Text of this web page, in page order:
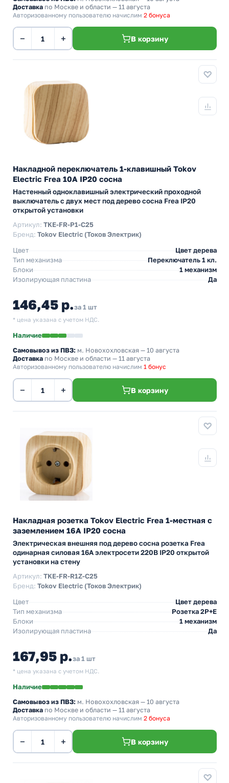
Доставка по Москве и области — 11 августа
Авторизованному пользователю начислим 2 бонуса
− + В корзину
Накладной переключатель 1-клавишный Tokov
Electric Frea 10А IP20 сосна
Настенный одноклавишный электрический проходной
выключатель с двух мест под дерево сосна Frea IP20
открытой установки
Артикул: TKE-FR-P1-C25
Бренд: Tokov Electric (Токов Электрик)
Цвет
Цвет дерева
Тип механизма
Переключатель 1 кл.
Блоки
1 механизм
Изолирующая пластина
Да
146,45 р.за 1 шт
* цена указана с учетом НДС.
Наличие
Самовывоз из ПВЗ: м. Новохохловская — 10 августа
Доставка по Москве и области — 11 августа
Авторизованному пользователю начислим 1 бонус
− + В корзину
Накладная розетка Tokov Electric Frea 1-местная с
заземлением 16А IP20 сосна
Электрическая внешняя под дерево сосна розетка Frea
одинарная силовая 16А электросети 220В IP20 открытой
установки на стену
Артикул: TKE-FR-R1Z-C25
Бренд: Tokov Electric (Токов Электрик)
Цвет
Цвет дерева
Тип механизма
Розетка 2Р+Е
Блоки
1 механизм
Изолирующая пластина
Да
167,95 р.за 1 шт
* цена указана с учетом НДС.
Наличие
Самовывоз из ПВЗ: м. Новохохловская — 10 августа
Доставка по Москве и области — 11 августа
Авторизованному пользователю начислим 2 бонуса
− + В корзину